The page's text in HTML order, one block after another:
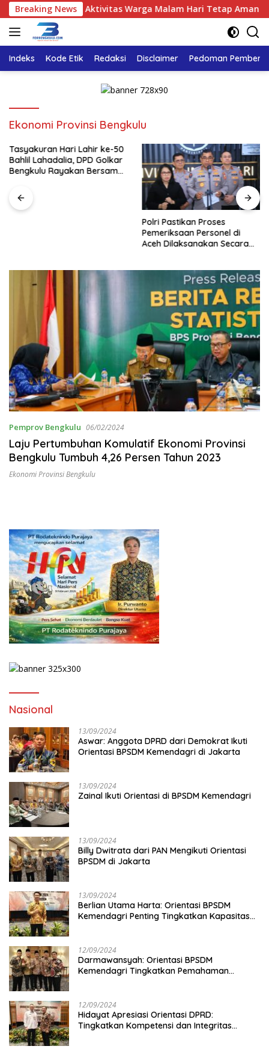
Langsung
ke
konten
Breaking News
Pastikan Aktivitas Warga Malam Hari Tetap Aman
Indeks Kode Etik Redaksi Disclaimer Pedoman
Ekonomi Provinsi Bengkulu
Tasyakuran Hari Lahir ke-50
Bahlil Lahadalia, DPD Golkar
Bengkulu Rayakan Bersama
Polri Pastikan Proses
Pemeriksaan Personel di
Aceh Dilaksanakan Secara
Pemprov Bengkulu 06/02/2024
Laju Pertumbuhan Komulatif Ekonomi Provinsi
Bengkulu Tumbuh 4,26 Persen Tahun 2023
Ekonomi Provinsi Bengkulu
Nasional
13/09/2024
Aswar: Anggota DPRD dari Demokrat Ikuti
Orientasi BPSDM Kemendagri di Jakarta
13/09/2024
Zainal Ikuti Orientasi di BPSDM Kemendagri
13/09/2024
Billy Dwitrata dari PAN Mengikuti Orientasi
BPSDM di Jakarta
13/09/2024
Berlian Utama Harta: Orientasi BPSDM
Kemendagri Penting Tingkatkan Kapasitas
12/09/2024
Darmawansyah: Orientasi BPSDM
Kemendagri Tingkatkan Pemahaman
12/09/2024
Hidayat Apresiasi Orientasi DPRD:
Tingkatkan Kompetensi dan Integritas